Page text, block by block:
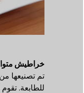
خراطيش
تم تصنيعها
للطابعة.